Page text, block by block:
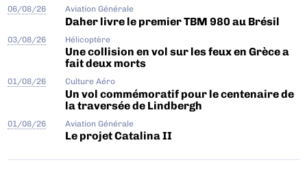
06/08/26 Aviation Générale
Daher livre le premier TBM 980 au Brésil
03/08/26 Hélicoptère
Une collision en vol sur les feux en Grèce a
fait deux morts
01/08/26 Culture Aéro
Un vol commémoratif pour le centenaire de
la traversée de Lindbergh
01/08/26 Aviation Générale
Le projet Catalina II